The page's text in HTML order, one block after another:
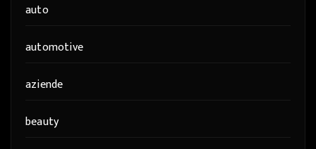
auto
automotive
aziende
beauty